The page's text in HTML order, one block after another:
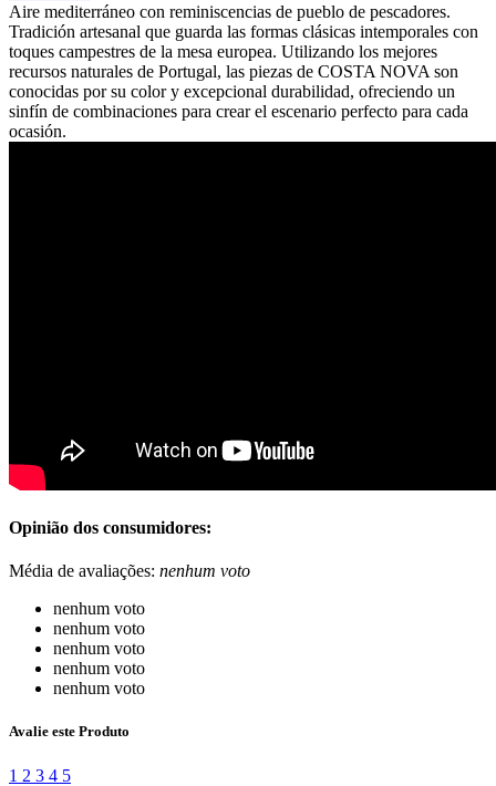
Aire mediterráneo con reminiscencias de pueblo de pescadores.
Tradición artesanal que guarda las formas clásicas intemporales con
toques campestres de la mesa europea. Utilizando los mejores
recursos naturales de Portugal, las piezas de COSTA NOVA son
conocidas por su color y excepcional durabilidad, ofreciendo un
sinfín de combinaciones para crear el escenario perfecto para cada
ocasión.
Opinião dos consumidores:
Média de avaliações: nenhum voto
nenhum voto
nenhum voto
nenhum voto
nenhum voto
nenhum voto
Avalie este Produto
1 2 3 4 5